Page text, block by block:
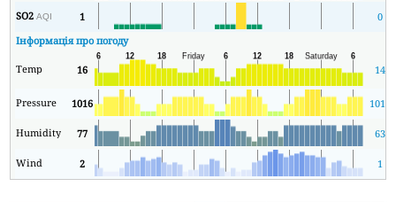
SO2AQI 1
0
Інформація про погоду
Temp 16 14
Pressure 1016 1014
Humidity 77 63
Wind 2 1